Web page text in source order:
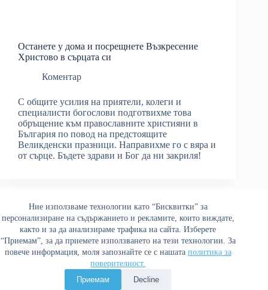
Ние използваме технологии като “Бисквитки” за
персонализиране на съдържанието и рекламите, които виждате,
както и за да анализираме трафика на сайта. Изберете
“Приемам”, за да приемете използването на тези технологии. За
повече информация, моля запознайте се с нашата политика за
поверителност.
Приемам
Decline
Останете у дома и посрещнете Възкресение
Христово в сърцата си
Коментар
С общите усилия на приятели, колеги и
специалисти богослови подготвихме това
обръщение към православните християни в
България по повод на предстоящите
Великденски празници. Направихме го с вяра и
от сърце. Бъдете здрави и Бог да ни закриля!
Политика за поверителност
Copyright © 2026 Война и мир. Сайтът е оптимизиран от